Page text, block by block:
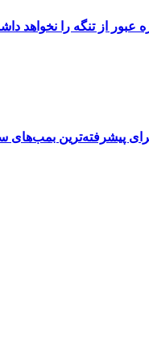
از تنگه را نخواهد
برای پیشرفته‌ترین